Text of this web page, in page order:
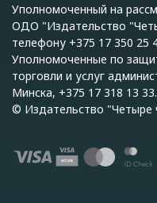
Уполномоченный на
ОДО "Издательство
телефону +375 17 350 25
Уполномоченные по
торговли и услуг
Минска, +375 17 318 13 33.
© Издательство "Четыре